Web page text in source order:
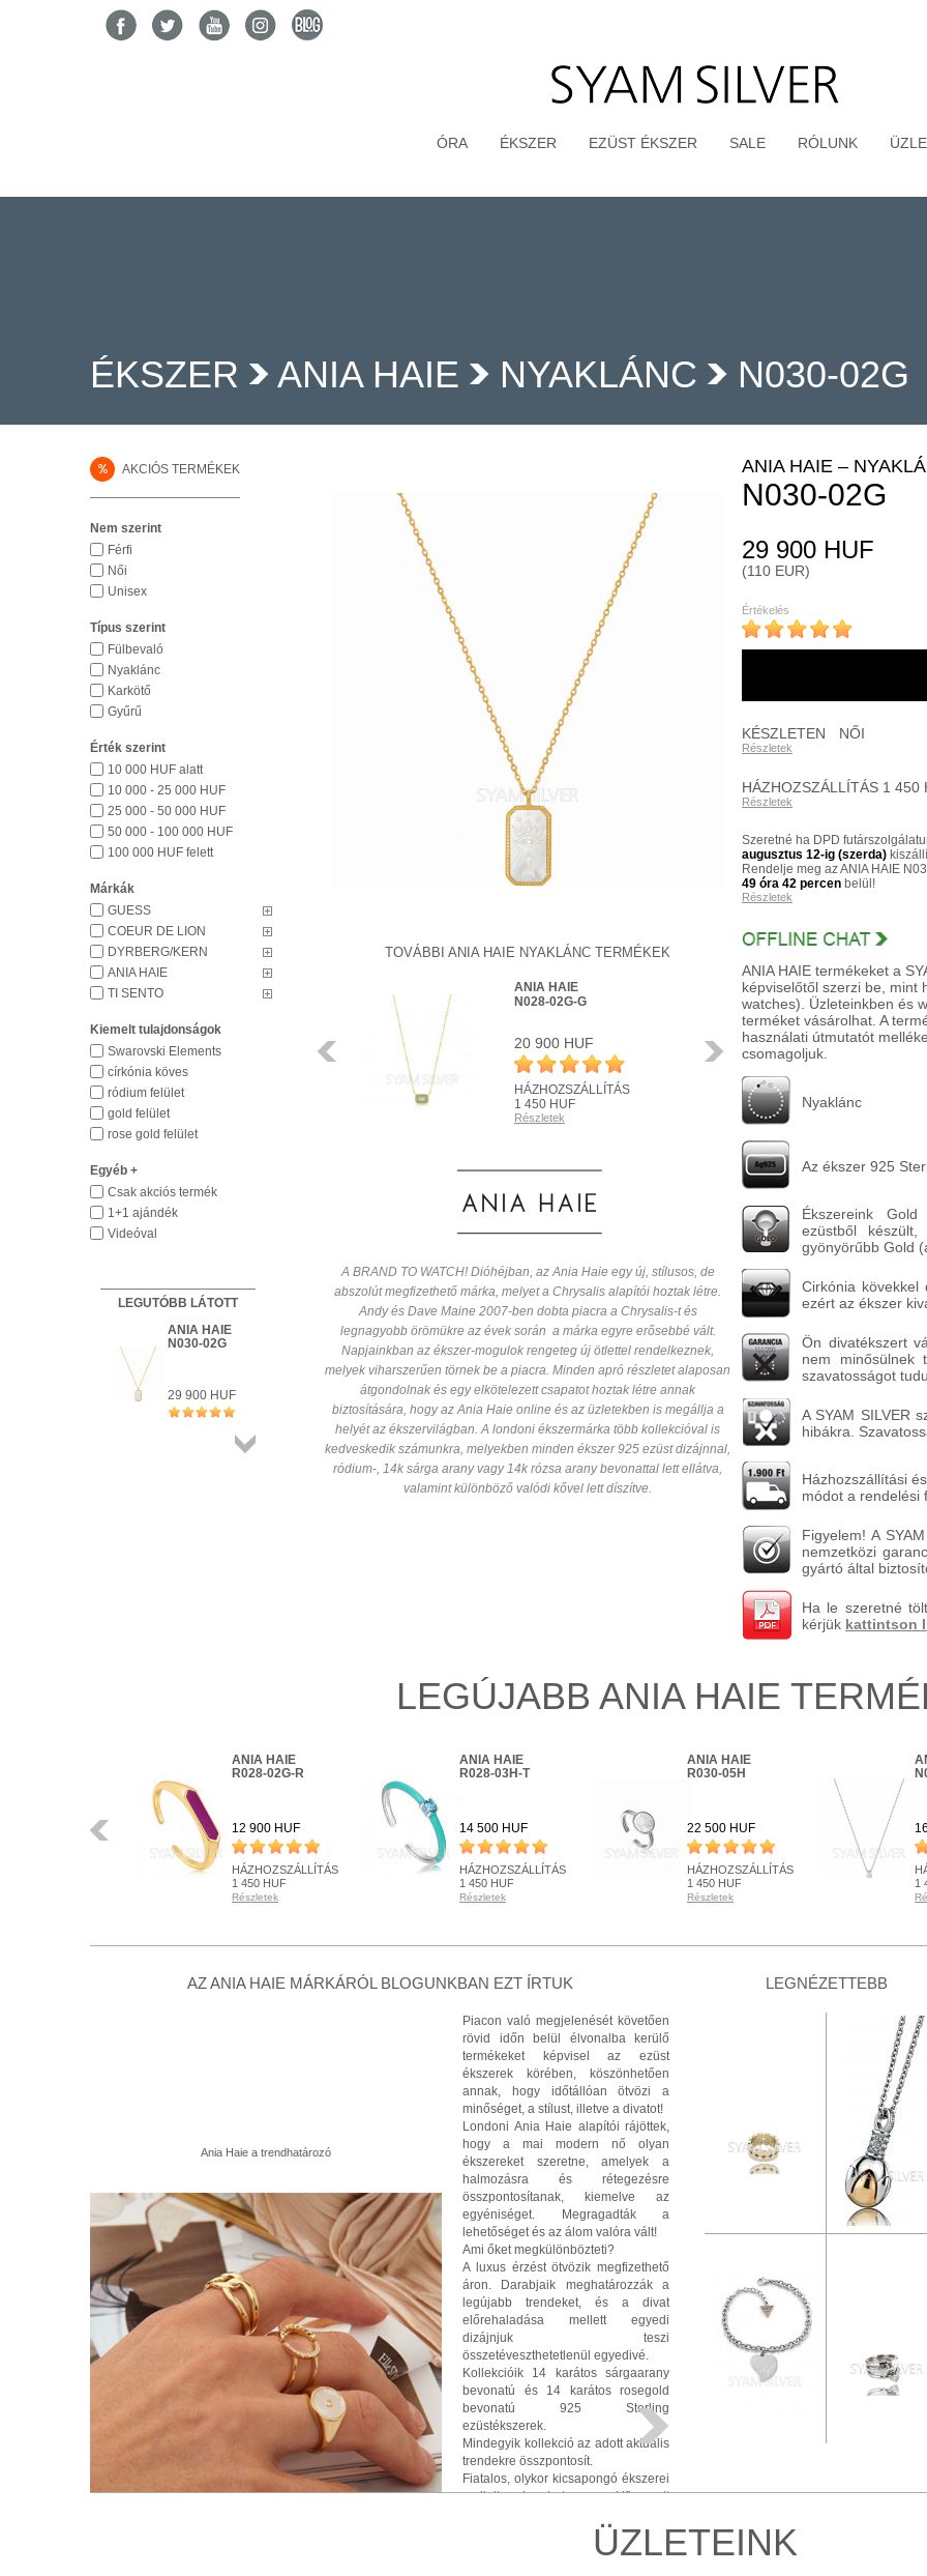
ÓRA ÉKSZER EZÜST ÉKSZER SALE RÓLUNK
ÉKSZER >
ANIA HAIE >
NYAKLÁNC >
N030-02G
% AKCIÓS TERMÉKEK
Nem szerint
Férfi
Női
Unisex
Típus szerint
Fülbevaló
Nyaklánc
Karkötő
Gyűrű
Érték szerint
10 000 HUF alatt
10 000 - 25 000 HUF
25 000 - 50 000 HUF
50 000 - 100 000 HUF
100 000 HUF felett
Márkák
GUESS
COEUR DE LION
DYRBERG/KERN
ANIA HAIE
TI SENTO
Kiemelt tulajdonságok
Swarovski Elements
církónia köves
ródium felület
gold felület
rose gold felület
Egyéb +
Csak akciós termék
1+1 ajándék
Videóval
LEGUTÓBB LÁTOTT
ANIA HAIE
N030-02G
29 900 HUF
HÁZHOZSZÁLLÍTÁS 1 450 HUF
+ KOSÁRBA
ANIA HAIE –
N030-02G
29 900 HUF
(110 EUR)
Értékelés
KÉSZLETEN
Részletek
NŐI
HÁZHOZSZÁLLÍTÁS 1 450
Részletek
Szeretné ha DPD
augusztus 12-ig (szerda)
Rendelje meg az ANIA HAIE
49 óra 42 percen belül!
Részletek
ANIA HAIE termékeket a
képviselőtől szerzi be, mint
watches). Üzleteinkben és
terméket vásárolhat. A
használati útmutatót
csomagoljuk.
Nyaklánc
Az ékszer 925
Ékszereink
ezüstből
gyönyörűbb Gold
Cirkónia kövekkel
ezért az ékszer
Ön divatékszert
nem minősülnek
szavatosságot
A SYAM SILVER
hibákra.
Házhozszállítási
módot a rendelési
Figyelem! A
nemzetközi
gyártó által
Ha le szeretné
kérjük kattintson
TOVÁBBI ANIA HAIE NYAKLÁNC TERMÉKEK
ANIA HAIE
N005-01H
20 900 HUF
HÁZHOZSZÁLLÍTÁS
Részletek
ANIA HAIE
N028-02G-G
20 900 HUF
HÁZHOZSZÁLLÍTÁS
1 450 HUF
Részletek
Következő
A BRAND TO WATCH! Dióhéjban, az Ania Haie egy új, stílusos, de
abszolút megfizethető márka, melyet a Chrysalis alapítói hoztak létre.
Andy és Dave Maine 2007-ben dobta piacra a Chrysalis-t és
legnagyobb örömükre az évek során a márka egyre erősebbé vált.
Napjainkban az ékszer-mogulok rengeteg új ötlettel rendelkeznek,
melyek viharszerűen törnek be a piacra. Minden apró részletet alaposan
átgondolnak és egy elkötelezett csapatot hoztak létre annak
biztosítására, hogy az Ania Haie online és az üzletekben is megállja a
helyét az ékszervilágban. A londoni ékszermárka több kollekcióval is
kedveskedik számunkra, melyekben minden ékszer 925 ezüst dizájnnal,
ródium-, 14k sárga arany vagy 14k rózsa arany bevonattal lett ellátva,
valamint különböző valódi kővel lett díszítve.
LEGÚJABB ANIA HAIE
ANIA HAIE
R028-02G-R
12 900 HUF
HÁZHOZSZÁLLÍTÁS
1 450 HUF
Részletek
ANIA HAIE
R028-03H-T
14 500 HUF
HÁZHOZSZÁLLÍTÁS
1 450 HUF
Részletek
+ KOSÁRBA
ANIA HAIE
R030-05H
22 500 HUF
HÁZHOZSZÁLLÍTÁS
1 450 HUF
Részletek
1
AZ ANIA HAIE MÁRKÁRÓL BLOGUNKBAN EZT ÍRTUK
Ania Haie a trendhatározó
Piacon való megjelenését követően
rövid időn belül élvonalba kerülő
termékeket képvisel az ezüst
ékszerek körében, köszönhetően
annak, hogy időtállóan ötvözi a
minőséget, a stílust, illetve a divatot!
Londoni Ania Haie alapítói rájöttek,
hogy a mai modern nő olyan
ékszereket szeretne, amelyek a
halmozásra és rétegezésre
összpontosítanak, kiemelve az
egyéniséget. Megragadták a
lehetőséget és az álom valóra vált!
Ami őket megkülönbözteti?
A luxus érzést ötvözik megfizethető
áron. Darabjaik meghatározzák a
legújabb trendeket, és a divat
előrehaladása mellett egyedi
dizájnjuk teszi
összetéveszthetetlenül egyedivé.
Kollekcióik 14 karátos sárgaarany
bevonatú és 14 karátos rosegold
bevonatú 925 Sterling
ezüstékszerek.
Mindegyik kollekció az adott aktuális
trendekre összpontosít.
Fiatalos, olykor kicsapongó ékszerei
mellett, eleget tesz a kifinomult
melyek bármilyen ruhadarab vagy
éppen esemény tökéletes
LEGNÉZETTEBB
ÜZLETEINK